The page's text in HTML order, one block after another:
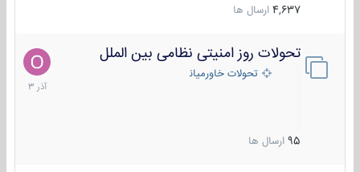
4,637 ارسال ها
تحولات روز امنیتی نظامی بین الملل
تحولات خاورمیانه
95 ارسال ها
21
آذر
1403